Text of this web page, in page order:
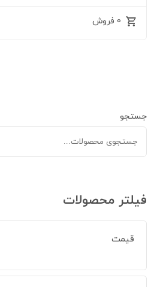
0 فروش
جستجو
فیلتر محصولات
قیمت